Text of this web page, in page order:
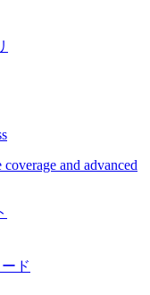
and advanced
ド